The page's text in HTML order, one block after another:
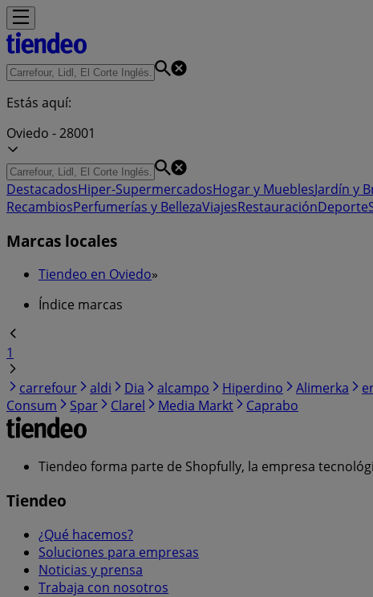
Estás aquí:
Oviedo - 28001
DestacadosHiper-SupermercadosHogar y MueblesJardín y
RecambiosPerfumerías y BellezaViajesRestauraciónDeporte
Marcas locales
Tiendeo en Oviedo»
Índice marcas
1
carrefour
aldi Dia alcampo Hiperdino Alimerka
Consum
Spar Clarel Media Markt Caprabo
Tiendeo forma parte de Shopfully, la empresa
Tiendeo
¿Qué hacemos?
Soluciones para empresas
Noticias y prensa
Trabaja con nosotros